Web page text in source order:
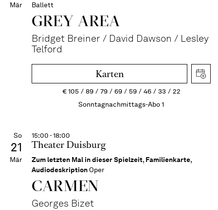
Mär Ballett
GREY AREA
Bridget Breiner / David Dawson / Lesley
Telford
Karten
€105 89 79 69 59 46 33
22
Sonntagnachmittags-Abo 1
So
21
Mär
15:00 - 18:00
Theater Duisburg
Zum letzten Mal in dieser Spielzeit, Familienkarte,
AudiodeskriptionOper
CARMEN
Georges Bizet